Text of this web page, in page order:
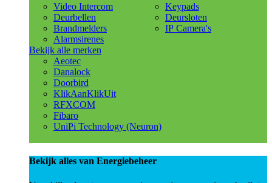
Video Intercom
Deurbellen
Brandmelders
Alarmsirenes
Keypads
Deursloten
IP Camera's
Bekijk alle merken
Aeotec
Danalock
Doorbird
KlikAanKlikUit
RFXCOM
Fibaro
UniPi Technology (Neuron)
Bekijk alles van Energiebeheer